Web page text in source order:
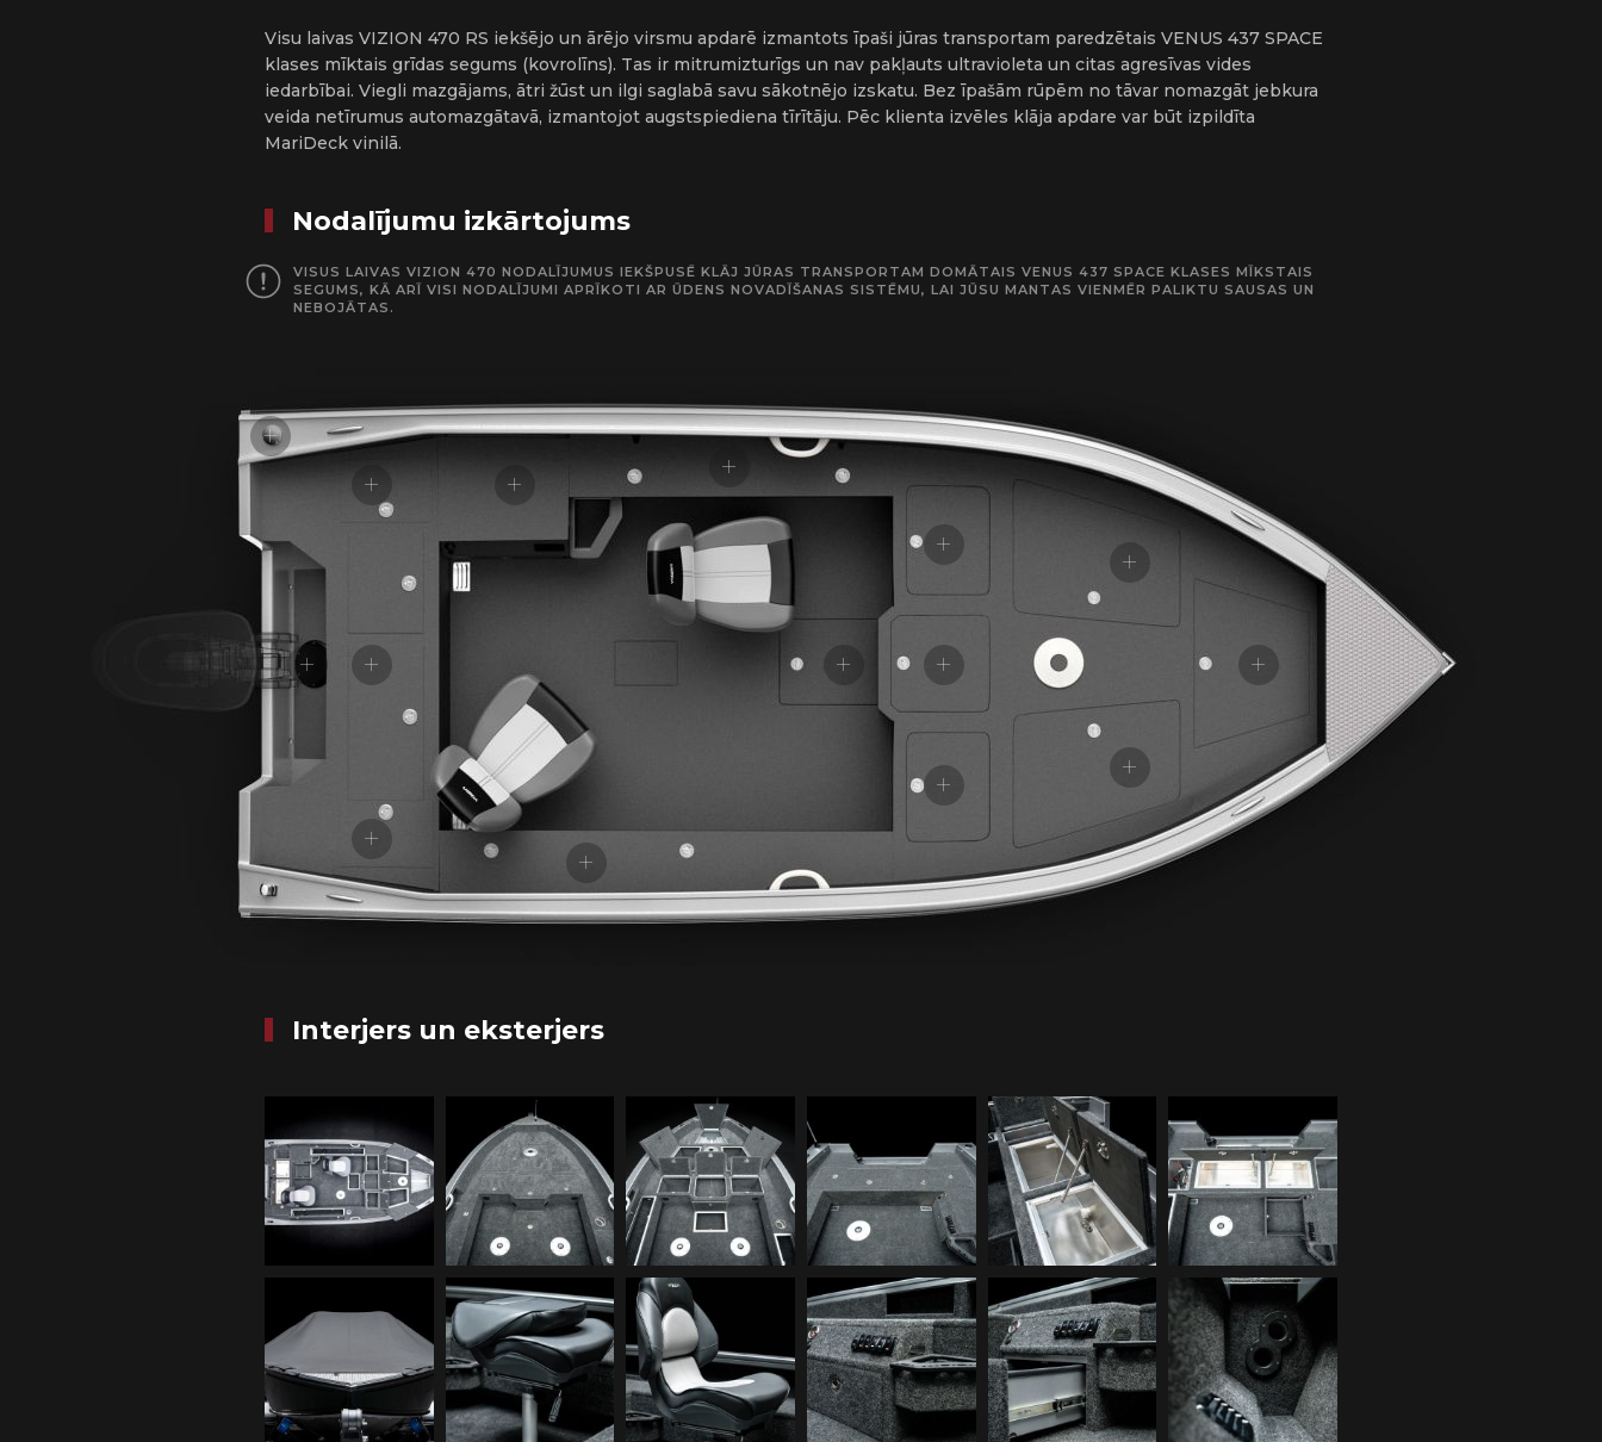
Visu laivas VIZION 470 RS iekšējo un ārējo virsmu apdarē izmantots īpaši jūras transportam paredzētais VENUS 437 SPACE
klases mīktais grīdas segums (kovrolīns). Tas ir mitrumizturīgs un nav pakļauts ultravioleta un citas agresīvas vides
iedarbībai. Viegli mazgājams, ātri žūst un ilgi saglabā savu sākotnējo izskatu. Bez īpašām rūpēm no tāvar nomazgāt jebkura
veida netīrumus automazgātavā, izmantojot augstspiediena tīrītāju. Pēc klienta izvēles klāja apdare var būt izpildīta
MariDeck vinilā.
Nodalījumu izkārtojums
VISUS LAIVAS VIZION 470 NODALĪJUMUS IEKŠPUSĒ KLĀJ JŪRAS TRANSPORTAM DOMĀTAIS VENUS 437 SPACE KLASES MĪKSTAIS
SEGUMS, KĀ ARĪ VISI NODALĪJUMI APRĪKOTI AR ŪDENS NOVADĪŠANAS SISTĒMU, LAI JŪSU MANTAS VIENMĒR PALIKTU SAUSAS UN
NEBOJĀTAS.
Interjers un eksterjers